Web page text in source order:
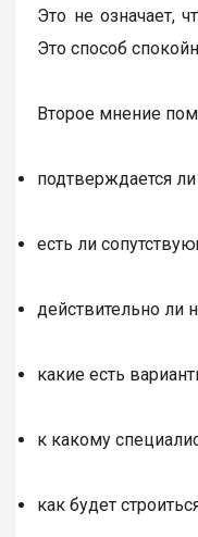
Это не означает,
Это способ
Второе мнение
подтверждается
есть ли
действительно ли
какие есть
к какому
как будет